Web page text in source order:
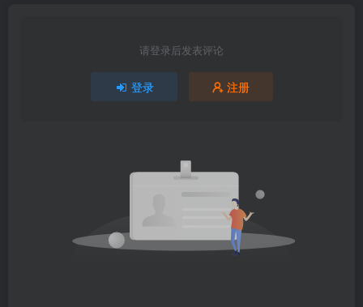
请登录后发表评论
登录 注册